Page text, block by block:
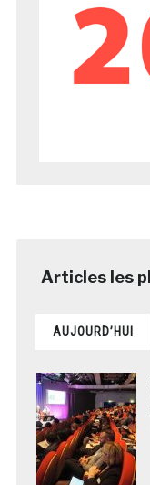
AUJOURD’HUI